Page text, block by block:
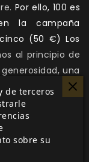
Por ello, 100 es
la campaña
(50 €) Los
al principio de
una
cupones
tienda
sí pero podrás
hasta el
de terceros
sobre su